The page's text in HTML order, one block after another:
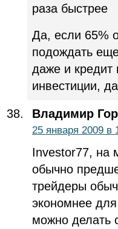
раза быстрее
Да, если 65%
подождать
даже и
инвестиции,
Владимир
25 января 2009 в
Investor77, на
обычно
трейдеры
экономнее
можно делать